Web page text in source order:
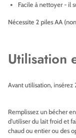
Facile à nettoyer - il
Nécessite 2 piles AA
Utilisation
Avant utilisation, insérez
Remplissez un bécher
d'utiliser du lait froid et
chaud ou entier ou des